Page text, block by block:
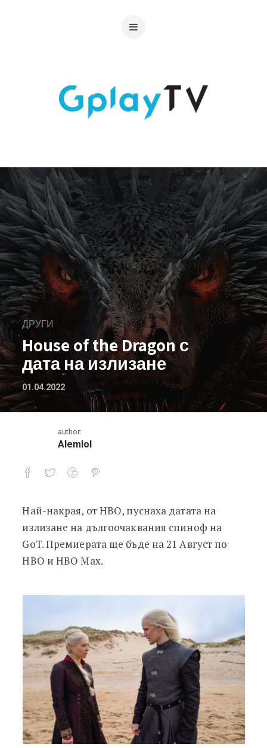
ДРУГИ
House of the Dragon с
дата на излизане
01.04.2022
author:
Alemlol
House of the Dragon с дата на
Най-накрая, от HBO, пуснаха датата на
излизане на дългоочаквания спиноф на
GoT. Премиерата ще бъде на 21 Август по
HBO и HBO Max.